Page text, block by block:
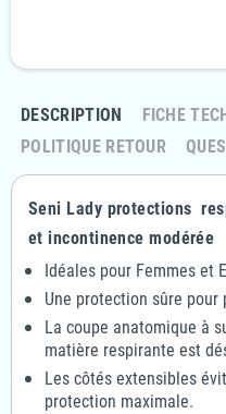
DESCRIPTION FICHE
POLITIQUE RETOUR
Seni Lady protections
et incontinence modérée
Idéales pour Femmes et
Une protection sûre
La coupe anatomique à
matière respirante est
Les côtés extensibles
protection maximale.